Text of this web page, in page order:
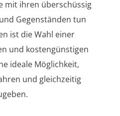
mit ihren überschüssig
Gegenständen tun
ist die Wahl einer
und kostengünstigen
ideale Möglichkeit,
und gleichzeitig